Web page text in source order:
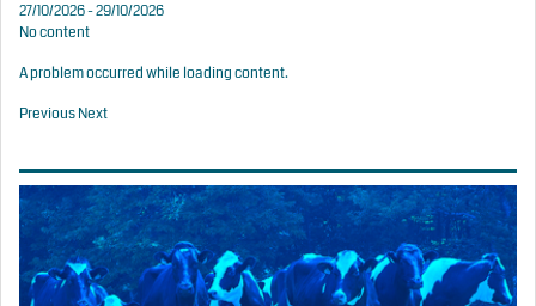
27/10/2026 - 29/10/2026
No content
A problem occurred while loading content.
PreviousNext